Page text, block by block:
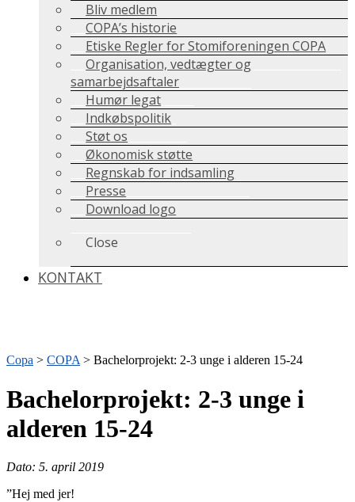
Bliv medlem
COPA’s historie
Etiske Regler for Stomiforeningen COPA
Organisation, vedtægter og
samarbejdsaftaler
Humør legat
Indkøbspolitik
Støt os
Økonomisk støtte
Regnskab for indsamling
Presse
Download logo
Close
KONTAKT
Copa > COPA> Bachelorprojekt: 2-3 unge i alderen 15-24
Bachelorprojekt: 2-3 unge i
alderen 15-24
Dato: 5. april 2019
”Hej med jer!